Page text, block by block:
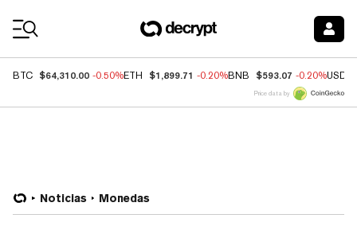
BTC $64,310.00 -0.50%ETH $1,899.71 -0.20%BNB $593.07 -0.20%USDC
Price data by
Noticias Monedas